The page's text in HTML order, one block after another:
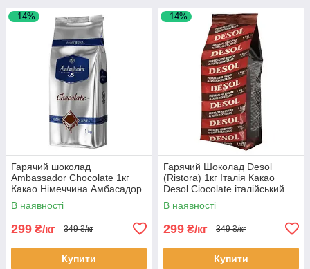
–14%
Гарячий шоколад
Ambassador Chocolate 1кг
Какао Німеччина Амбасадор
для вендинга
В наявності
299 ₴/кг 349 ₴/кг
Купити
–14%
Гарячий Шоколад Desol
(Ristora) 1кг Італія Какао
Desol Ciocolate італійський
для вендінгу для автоматів
В наявності
299 ₴/кг 349 ₴/кг
Купити